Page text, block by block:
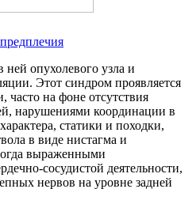
опухолевого узла и
Этот синдром проявляется
часто на фоне отсутствия
нарушениями координации в
статики и походки,
в виде нистагма и
выраженными
сосудистой деятельности,
нервов на уровне задней